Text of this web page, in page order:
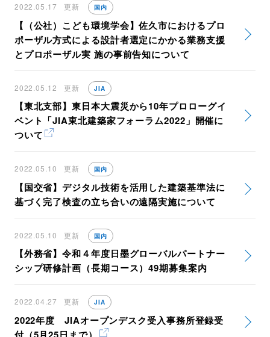
2022.05.17 更新 国内
【（公社）こども環境学会】佐久市におけるプロ
ポーザル方式による設計者選定にかかる業務支援
とプロポーザル実 施の事前告知について
2022.05.12 更新 JIA
【東北支部】東日本大震災から10年プロローグイ
ベント「JIA東北建築家フォーラム2022」開催に
ついて
2022.05.10 更新 国内
【国交省】デジタル技術を活用した建築基準法に
基づく完了検査の立ち合いの遠隔実施について
2022.05.10 更新 国内
【外務省】令和４年度日墨グローバルパートナー
シップ研修計画（長期コース）49期募集案内
2022.04.27 更新 JIA
2022年度 JIAオープンデスク受入事務所登録受